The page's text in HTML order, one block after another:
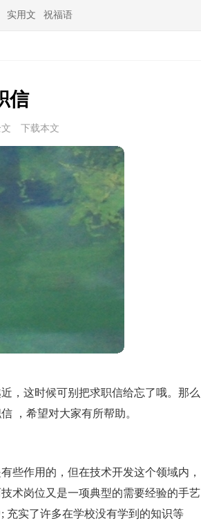
实用文 祝福语
信
下载本文
，这时候可别把求职信给忘了哦。那么
，希望对大家有所帮助。
些作用的，但在技术开发这个领域内，
术岗位又是一项典型的需要经验的手艺
充实了许多在学校没有学到的知识等